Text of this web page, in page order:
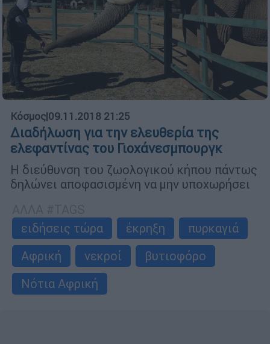
Κόσμος|09.11.2018 21:25
Διαδήλωση για την ελευθερία της
ελεφαντίνας του Γιοχάνεσμπουργκ
Η διεύθυνση του ζωολογικού κήπου πάντως
δηλώνει αποφασισμένη να μην υποχωρήσει
ειδήσεις τώρα
έκρηξη
πυρκαγιά
Αφρική
νεκροί
βυτιοφόρο
Νότια Αφρική